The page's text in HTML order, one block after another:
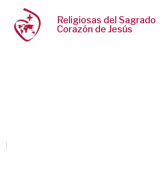
Religiosas del Sagrado
Corazón de Jesús